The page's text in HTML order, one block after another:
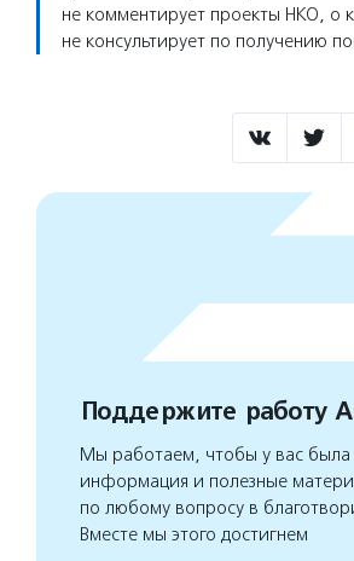
не комментирует проекты НКО, о
не консультирует по получению
Поддержите работу
Мы работаем, чтобы у вас была
информация и полезные
по любому вопросу в
Вместе мы этого достигнем